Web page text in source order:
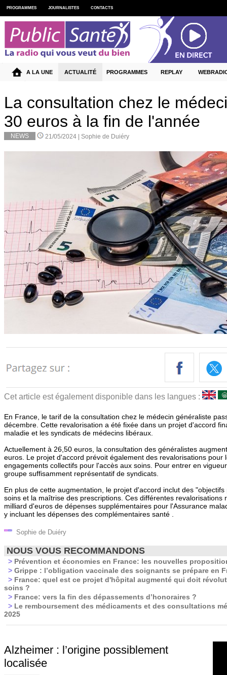
La consultation chez le
30 euros à la fin de l'année
NEWS 21/05/2024 | Sophie de Duiéry
Cet article est également disponible dans les langues :
En France, le tarif de la consultation chez le médecin généraliste
décembre. Cette revalorisation a été fixée dans un projet d'accord
maladie et les syndicats de médecins libéraux.
Actuellement à 26,50 euros, la consultation des généralistes
euros. Le projet d'accord prévoit également des revalorisations pour
engagements collectifs pour l'accès aux soins. Pour entrer en
groupe suffisamment représentatif de syndicats.
En plus de cette augmentation, le projet d'accord inclut des
soins et la maîtrise des prescriptions. Ces différentes revalorisations
milliard d'euros de dépenses supplémentaires pour l'Assurance
y incluant les dépenses des complémentaires santé .
Sophie de Duiéry
NOUS VOUS RECOMMANDONS
> Prévention et économies en France: les nouvelles
> Grippe : l’obligation vaccinale des soignants se prépare en
> France: quel est ce projet d'hôpital augmenté qui doit
soins ?
> France: vers la fin des dépassements d’honoraires ?
> Le remboursement des médicaments et des consultations
2025
Alzheimer : l’origine possiblement
localisée
PROGRAMMES JOURNALISTES CONTACTS
A LA UNE ACTUALITÉ PROGRAMMES REPLAY